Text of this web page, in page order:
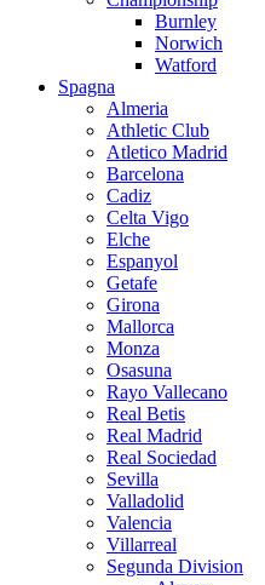
Burnley
Norwich
Watford
Spagna
Almeria
Athletic Club
Atletico Madrid
Barcelona
Cadiz
Celta Vigo
Elche
Espanyol
Getafe
Girona
Mallorca
Monza
Osasuna
Rayo Vallecano
Real Betis
Real Madrid
Real Sociedad
Sevilla
Valladolid
Valencia
Villarreal
Segunda Division